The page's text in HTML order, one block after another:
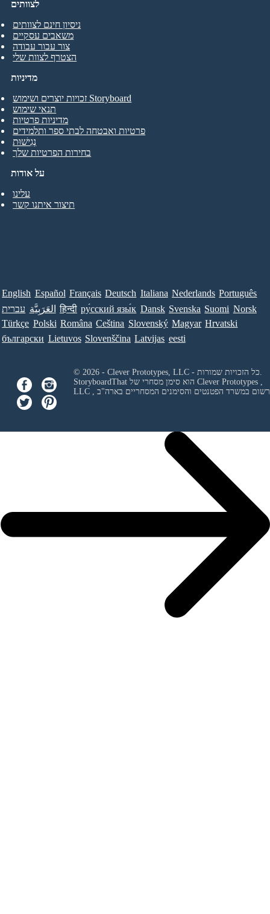
לצוותים
ניסיון חינם לצוותים
משאבים עסקיים
צור עבור עבודה
הצטרף לצוות שלי
על אודות
עלינו
תיצור איתנו קשר
מדיניות
זכויות יוצרים ושימוש Storyboard
תנאי שימוש
מדיניות פרטיות
פרטיות ואבטחה לבתי ספר ותלמידים
נְגִישׁוּת
בחירות הפרטיות שלך
English Español Français Deutsch Italiana Nederlands Português
עברית العَرَبِيَّة हिन्दी ру́сский язы́к Dansk Svenska Suomi Norsk
Türkçe Polski Româna Ceština Slovenský Magyar Hrvatski
български Lietuvos Slovenščina Latvijas eesti
Clever Prototypes ,
LLC
ורשום במשרד הפטנטים והסימנים המסחריים בארה"ב